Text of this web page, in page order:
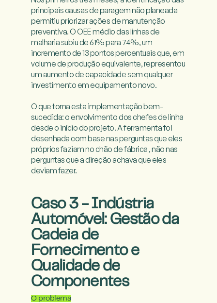
principais causas de paragem não planeada
permitiu priorizar ações de manutenção
preventiva. O OEE médio das linhas de
malharia subiu de 61% para 74%, um
incremento de 13 pontos percentuais que, em
volume de produção equivalente, representou
um aumento de capacidade sem qualquer
investimento em equipamento novo.
O que torna esta implementação bem-
sucedida: o envolvimento dos chefes de linha
desde o início do projeto. A ferramenta foi
desenhada com base nas perguntas que eles
próprios faziam no chão de fábrica , não nas
perguntas que a direção achava que eles
deviam fazer.
Caso 3 - Indústria
Automóvel: Gestão da
Cadeia de
Fornecimento e
Qualidade de
Componentes
O problema